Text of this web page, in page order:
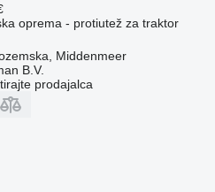
oprema - protiutež za traktor
Middenmeer
B.V.
prodajalca